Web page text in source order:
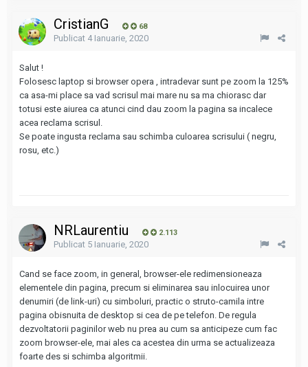
CristianG 68
Publicat 4 Ianuarie, 2020
Salut !
Folosesc laptop si browser opera , intradevar sunt pe zoom la 125%
ca asa-mi place sa vad scrisul mai mare nu sa ma chiorasc dar
totusi este aiurea ca atunci cind dau zoom la pagina sa incalece
acea reclama scrisul.
Se poate ingusta reclama sau schimba culoarea scrisului ( negru,
rosu, etc.)
NRLaurentiu 2.113
Publicat 5 Ianuarie, 2020
Cand se face zoom, in general, browser-ele redimensioneaza
elementele din pagina, precum si eliminarea sau inlocuirea unor
denumiri (de link-uri) cu simboluri, practic o struto-camila intre
pagina obisnuita de desktop si cea de pe telefon. De regula
dezvoltatorii paginilor web nu prea au cum sa anticipeze cum fac
zoom browser-ele, mai ales ca acestea din urma se actualizeaza
foarte des si schimba algoritmii.